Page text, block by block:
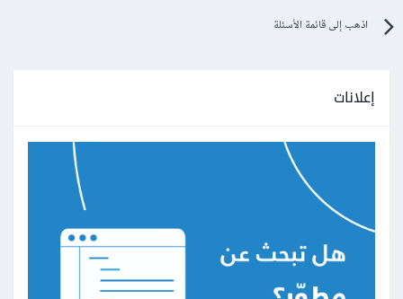
اذهب إلى قائمة الأسئلة
إعلانات